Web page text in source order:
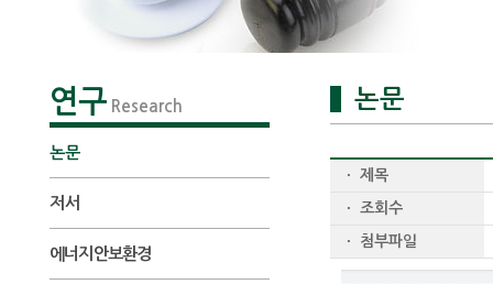
연구 Research
논문
저서
에너지안보환경
논문
ㆍ 제목
ㆍ 조회수
ㆍ 첨부파일